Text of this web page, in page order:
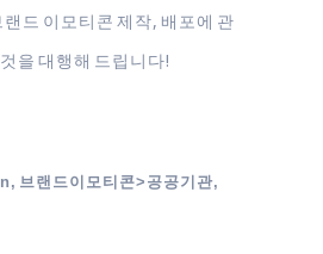
드 이모티콘 제작, 배포에 관
을 대행해 드립니다!
브랜드이모티콘>공공기관,